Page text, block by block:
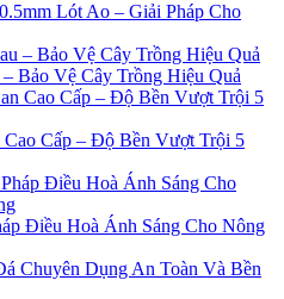
Lót Ao – Giải Pháp Cho
Bảo Vệ Cây Trồng Hiệu Quả
Cấp – Độ Bền Vượt Trội 5
Điều Hoà Ánh Sáng Cho Nông